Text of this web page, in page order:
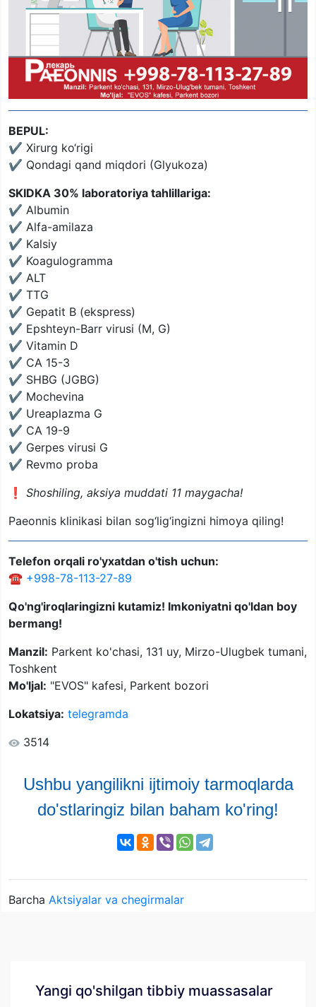
BEPUL:
✔️ Xirurg ko‘rigi
✔️ Qondagi qand miqdori (Glyukoza)
SKIDKA 30% laboratoriya tahlillariga:
✔️ Albumin
✔️ Alfa-amilaza
✔️ Kalsiy
✔️ Koagulogramma
✔️ ALT
✔️ TTG
✔️ Gepatit B (ekspress)
✔️ Epshteyn-Barr virusi (M, G)
✔️ Vitamin D
✔️ CA 15-3
✔️ SHBG (JGBG)
✔️ Mochevina
✔️ Ureaplazma G
✔️ CA 19-9
✔️ Gerpes virusi G
✔️ Revmo proba
❗️
Shoshiling, aksiya muddati 11 maygacha!
Paeonnis klinikasi bilan sog‘lig‘ingizni himoya qiling!
Telefon orqali ro'yxatdan o'tish uchun:
☎️ +998-78-113-27-89
Qo'ng'iroqlaringizni kutamiz! Imkoniyatni qo'ldan boy
bermang!
Manzil: Parkent ko'chasi, 131 uy, Mirzo-Ulugbek tumani,
Toshkent
Mo'ljal: "EVOS" kafesi, Parkent bozori
Lokatsiya: telegramda
3514
Ushbu yangilikni ijtimoiy tarmoqlarda
do'stlaringiz bilan baham ko'ring!
Barcha Aktsiyalar va chegirmalar
Yangi qo'shilgan tibbiy muassasalar